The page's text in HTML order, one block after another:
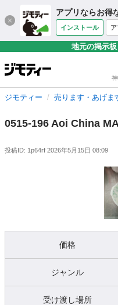
アプリならお得
インストール ア
地元の掲示
ジモティー 売ります・あげま
0515-196 Aoi China
投稿ID: 1p64rf 2026年5月15日 08:09
価格
ジャンル
受け渡し場所